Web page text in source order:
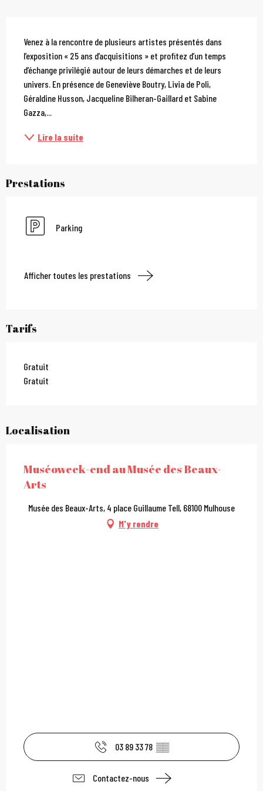
Description
Venez à la rencontre de plusieurs artistes présentés dans
l’exposition « 25 ans d’acquisitions » et profitez d’un temps
d’échange privilégié autour de leurs démarches et de leurs
univers. En présence de Geneviève Boutry, Livia de Poli,
Géraldine Husson, Jacqueline Bilheran-Gaillard et Sabine
Gazza,...
Lire la suite
Prestations
Parking
Afficher toutes les prestations
Tarifs
Gratuit
Gratuit
Localisation
Muséoweek-end au Musée des Beaux-
Arts
Musée des Beaux-Arts, 4 place Guillaume Tell, 68100 Mulhouse
M'y rendre
03 89 33 78 ▒▒
Contactez-nous